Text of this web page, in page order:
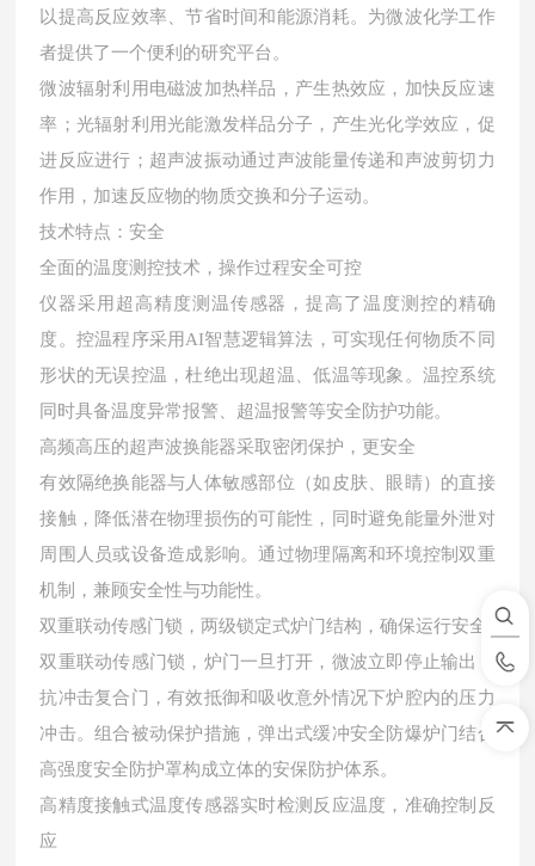
以提高反应效率、节省时间和能源消耗。为微波化学工作
者提供了一个便利的研究平台。
微波辐射利用电磁波加热样品，产生热效应，加快反应速
率；光辐射利用光能激发样品分子，产生光化学效应，促
进反应进行；超声波振动通过声波能量传递和声波剪切力
作用，加速反应物的物质交换和分子运动。
技术特点：安全
全面的温度测控技术，操作过程安全可控
仪器采用超高精度测温传感器，提高了温度测控的精确
度。控温程序采用AI智慧逻辑算法，可实现任何物质不同
形状的无误控温，杜绝出现超温、低温等现象。温控系统
同时具备温度异常报警、超温报警等安全防护功能。
高频高压的超声波换能器采取密闭保护，更安全
有效隔绝换能器与人体敏感部位（如皮肤、眼睛）的直接
接触，降低潜在物理损伤的可能性，同时避免能量外泄对
周围人员或设备造成影响。通过物理隔离和环境控制双重
机制，兼顾安全性与功能性。
双重联动传感门锁，两级锁定式炉门结构，确保运行安全
双重联动传感门锁，炉门一旦打开，微波立即停止输出，
抗冲击复合门，有效抵御和吸收意外情况下炉腔内的压力
冲击。组合被动保护措施，弹出式缓冲安全防爆炉门结合
高强度安全防护罩构成立体的安保防护体系。
高精度接触式温度传感器实时检测反应温度，准确控制反
应